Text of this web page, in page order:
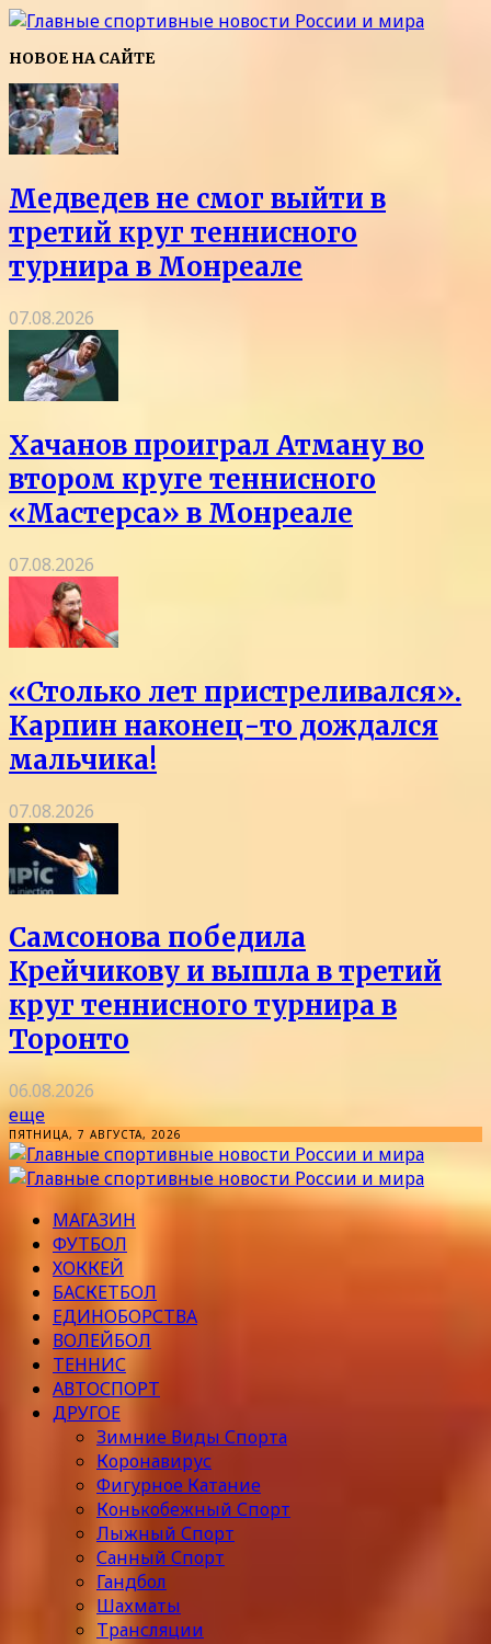
НОВОЕ НА САЙТЕ
Медведев не смог выйти в
третий круг теннисного
турнира в Монреале
07.08.2026
Хачанов проиграл Атману во
втором круге теннисного
«Мастерса» в Монреале
07.08.2026
«Столько лет пристреливался».
Карпин наконец-то дождался
мальчика!
07.08.2026
Самсонова победила
Крейчикову и вышла в третий
круг теннисного турнира в
Торонто
06.08.2026
еще
ПЯТНИЦА, 7 АВГУСТА, 2026
МАГАЗИН
ФУТБОЛ
ХОККЕЙ
БАСКЕТБОЛ
ЕДИНОБОРСТВА
ВОЛЕЙБОЛ
ТЕННИС
АВТОСПОРТ
ДРУГОЕ
Зимние Виды Спорта
Коронавирус
Фигурное Катание
Конькобежный Спорт
Лыжный Спорт
Санный Спорт
Гандбол
Шахматы
Трансляции